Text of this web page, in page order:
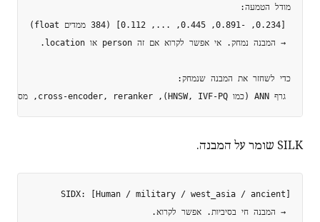
גרף ANN (כמו HNSW, IVF-PQ), cross-encoder, reranker, מסנן מטא-דאטה...
SILK שומר על המבנה.